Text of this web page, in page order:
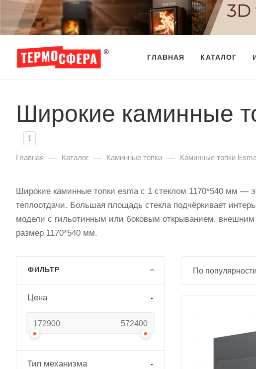
ГЛАВНАЯ КАТАЛОГ
Широкие каминные
1
Главная — Каталог — Каминные топки — Каминные топки
Широкие каминные топки esma с 1 стеклом 1170*540 мм —
теплоотдачи. Большая площадь стекла подчёркивает
модели с гильотинным или боковым открыванием,
размер 1170*540 мм.
По
ФИЛЬТР
Цена
Тип механизма